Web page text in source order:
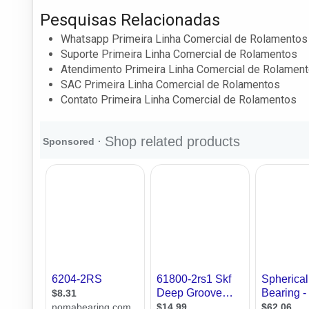
Pesquisas Relacionadas
Whatsapp Primeira Linha Comercial de Rolamentos
Suporte Primeira Linha Comercial de Rolamentos
Atendimento Primeira Linha Comercial de
SAC Primeira Linha Comercial de Rolamentos
Contato Primeira Linha Comercial de Rolamentos